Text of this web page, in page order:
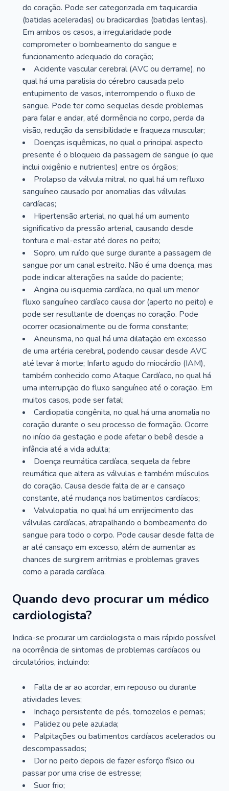
do coração. Pode ser categorizada em taquicardia
(batidas aceleradas) ou bradicardias (batidas lentas).
Em ambos os casos, a irregularidade pode
comprometer o bombeamento do sangue e
funcionamento adequado do coração;
Acidente vascular cerebral (AVC ou derrame), no
qual há uma paralisia do cérebro causada pelo
entupimento de vasos, interrompendo o fluxo de
sangue. Pode ter como sequelas desde problemas
para falar e andar, até dormência no corpo, perda da
visão, redução da sensibilidade e fraqueza muscular;
Doenças isquêmicas, no qual o principal aspecto
presente é o bloqueio da passagem de sangue (o que
inclui oxigênio e nutrientes) entre os órgãos;
Prolapso da válvula mitral, no qual há um refluxo
sanguíneo causado por anomalias das válvulas
cardíacas;
Hipertensão arterial, no qual há um aumento
significativo da pressão arterial, causando desde
tontura e mal-estar até dores no peito;
Sopro, um ruído que surge durante a passagem de
sangue por um canal estreito. Não é uma doença, mas
pode indicar alterações na saúde do paciente;
Angina ou isquemia cardíaca, no qual um menor
fluxo sanguíneo cardíaco causa dor (aperto no peito) e
pode ser resultante de doenças no coração. Pode
ocorrer ocasionalmente ou de forma constante;
Aneurisma, no qual há uma dilatação em excesso
de uma artéria cerebral, podendo causar desde AVC
até levar à morte; Infarto agudo do miocárdio (IAM),
também conhecido como Ataque Cardíaco, no qual há
uma interrupção do fluxo sanguíneo até o coração. Em
muitos casos, pode ser fatal;
Cardiopatia congênita, no qual há uma anomalia no
coração durante o seu processo de formação. Ocorre
no início da gestação e pode afetar o bebê desde a
infância até a vida adulta;
Doença reumática cardíaca, sequela da febre
reumática que altera as válvulas e também músculos
do coração. Causa desde falta de ar e cansaço
constante, até mudança nos batimentos cardíacos;
Valvulopatia, no qual há um enrijecimento das
válvulas cardíacas, atrapalhando o bombeamento do
sangue para todo o corpo. Pode causar desde falta de
ar até cansaço em excesso, além de aumentar as
chances de surgirem arritmias e problemas graves
como a parada cardíaca.
Quando devo procurar um médico
cardiologista?
Indica-se procurar um cardiologista o mais rápido possível
na ocorrência de sintomas de problemas cardíacos ou
circulatórios, incluindo:
Falta de ar ao acordar, em repouso ou durante
atividades leves;
Inchaço persistente de pés, tornozelos e pernas;
Palidez ou pele azulada;
Palpitações ou batimentos cardíacos acelerados ou
descompassados;
Dor no peito depois de fazer esforço físico ou
passar por uma crise de estresse;
Suor frio;